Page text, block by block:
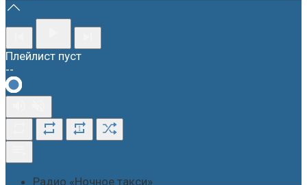
Плейлист пуст
--
1
Радио «Ночное такси»